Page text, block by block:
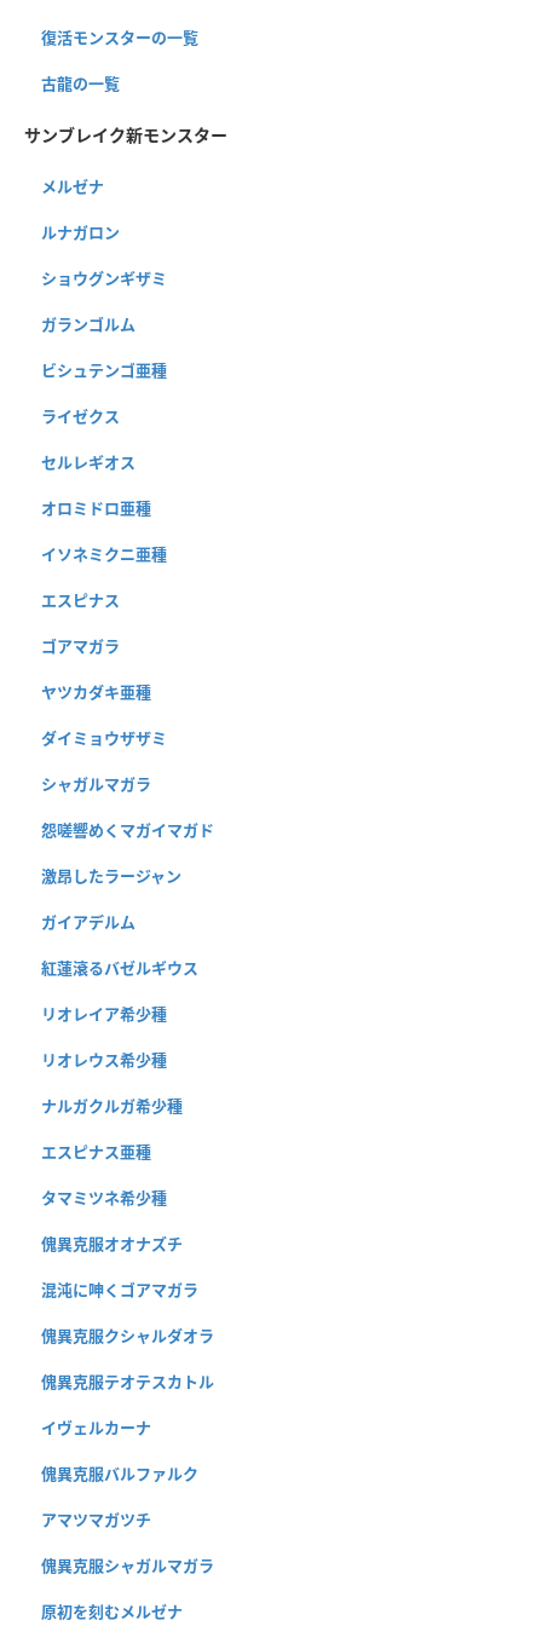
復活モンスターの一覧
古龍の一覧
サンブレイク新モンスター
メルゼナ
ルナガロン
ショウグンギザミ
ガランゴルム
ビシュテンゴ亜種
ライゼクス
セルレギオス
オロミドロ亜種
イソネミクニ亜種
エスピナス
ゴアマガラ
ヤツカダキ亜種
ダイミョウザザミ
シャガルマガラ
怨嗟響めくマガイマガド
激昂したラージャン
ガイアデルム
紅蓮滾るバゼルギウス
リオレイア希少種
リオレウス希少種
ナルガクルガ希少種
エスピナス亜種
タマミツネ希少種
傀異克服オオナズチ
混沌に呻くゴアマガラ
傀異克服クシャルダオラ
傀異克服テオテスカトル
イヴェルカーナ
傀異克服バルファルク
アマツマガツチ
傀異克服シャガルマガラ
原初を刻むメルゼナ